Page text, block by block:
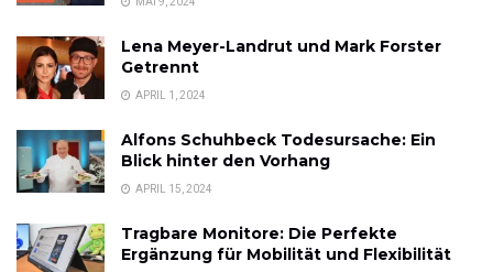
Lena Meyer-Landrut und Mark Forster
Getrennt
APRIL 1, 2024
Alfons Schuhbeck Todesursache: Ein
Blick hinter den Vorhang
APRIL 15, 2024
Tragbare Monitore: Die Perfekte
Ergänzung für Mobilität und Flexibilität